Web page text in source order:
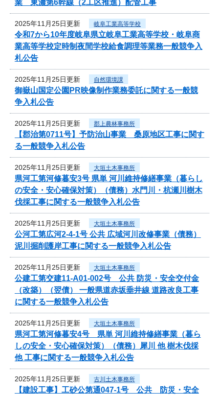
業 東濃第6幹線（2工区推進）配管工事
2025年11月25日更新 岐阜工業高等学校
令和7から10年度岐阜県立岐阜工業高等学校・岐阜商
業高等学校定時制夜間学校給食調理等業務一般競争入
札公告
2025年11月25日更新 自然環境課
御嶽山国定公園PR映像制作業務委託に関する一般競
争入札公告
2025年11月25日更新 郡上農林事務所
【郡治第0711号】予防治山事業 桑原地区工事に関す
る一般競争入札公告
2025年11月25日更新 大垣土木事務所
県河工第河修暮安3号 県単 河川維持修繕事業（暮らし
の安全・安心確保対策）（債務）水門川・杭瀬川樹木
伐採工事に関する一般競争入札公告
2025年11月25日更新 大垣土木事務所
公河工第広河2-4-1号 公共 広域河川改修事業（債務）
泥川掘削護岸工事に関する一般競争入札公告
2025年11月25日更新 大垣土木事務所
公建工第交建11-A01-002号 公共 防災・安全交付金
（改築）（翌債） 一般県道赤坂垂井線 道路改良工事
に関する一般競争入札公告
2025年11月25日更新 大垣土木事務所
県河工第河修暮安4号 県単 河川維持修繕事業（暮ら
しの安全・安心確保対策）（債務）犀川 他 樹木伐採
他 工事に関する一般競争入札公告
2025年11月25日更新 古川土木事務所
【建設工事】工砂公第通047-1号 公共 防災・安全